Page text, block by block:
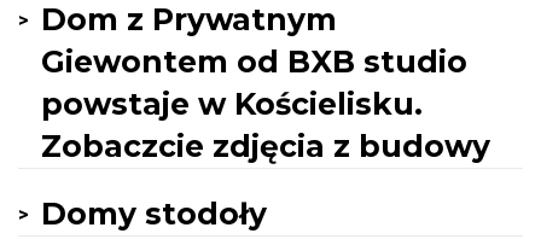
Dom z Prywatnym
Giewontem od BXB studio
powstaje w Kościelisku.
Zobaczcie zdjęcia z budowy
Domy stodoły